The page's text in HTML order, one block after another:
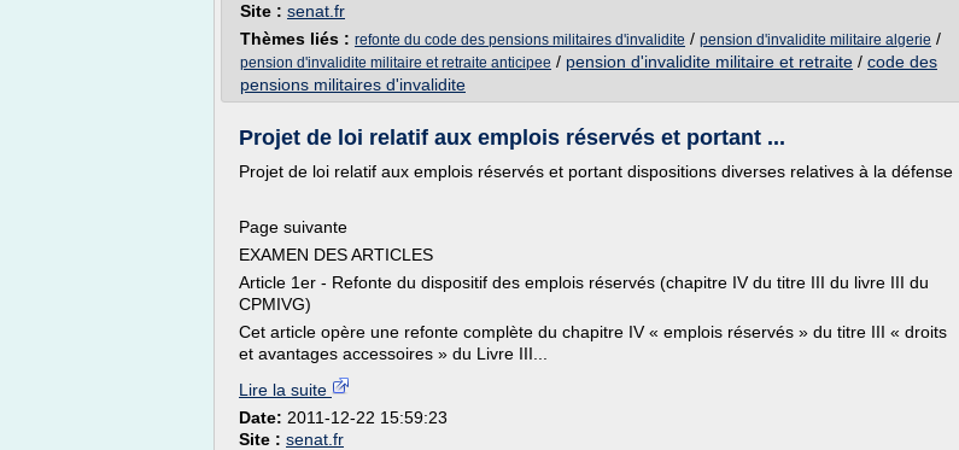
Site : senat.fr
Thèmes liés : refonte du code des pensions militaires d'invalidite / pension d'invalidite militaire algerie /
pension d'invalidite militaire et retraite anticipee / pension d'invalidite militaire et retraite / code des
pensions militaires d'invalidite
Projet de loi relatif aux emplois réservés et portant ...
Projet de loi relatif aux emplois réservés et portant dispositions diverses relatives à la défense
Page suivante
EXAMEN DES ARTICLES
Article 1er - Refonte du dispositif des emplois réservés (chapitre IV du titre III du livre III du
CPMIVG)
Cet article opère une refonte complète du chapitre IV « emplois réservés » du titre III « droits
et avantages accessoires » du Livre III...
Lire la suite
Date: 2011-12-22 15:59:23
Site : senat.fr